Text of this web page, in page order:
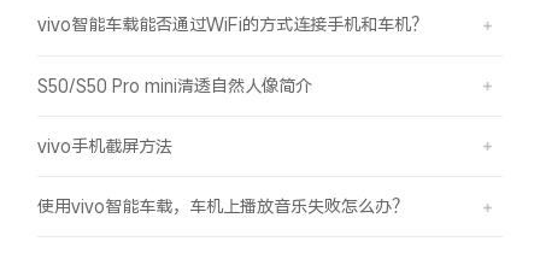
vivo智能车载能否通过WiFi的方式连接手机和车机？
S50/S50 Pro mini清透自然人像简介
vivo手机截屏方法
使用vivo智能车载，车机上播放音乐失败怎么办？